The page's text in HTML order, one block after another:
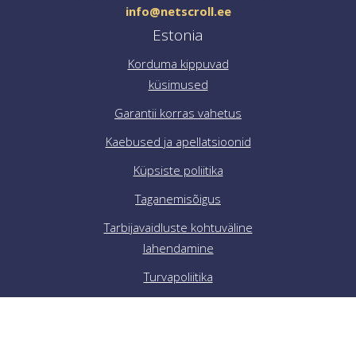
info@netscroll.ee
Estonia
Korduma kippuvad
küsimused
Garantii korras vahetus
Kaebused ja apellatsioonid
Küpsiste poliitika
Taganemisõigus
Tarbijavaidluste kohtuväline
lahendamine
Turvapoliitika